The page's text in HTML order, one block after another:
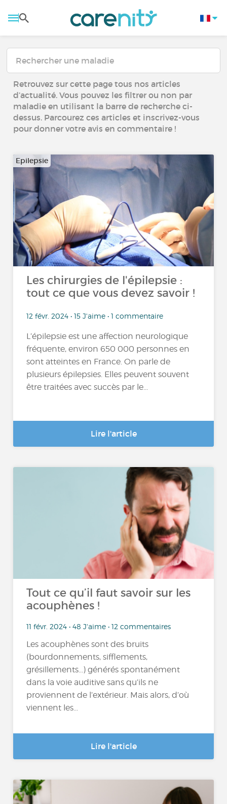
Retrouvez sur cette page tous nos articles
d’actualité. Vous pouvez les filtrer ou non par
maladie en utilisant la barre de recherche ci-
dessus. Parcourez ces articles et inscrivez-vous
pour donner votre avis en commentaire !
Epilepsie
Les chirurgies de l'épilepsie :
tout ce que vous devez savoir !
12 févr. 2024 • 15 J'aime • 1 commentaire
L’épilepsie est une affection neurologique
fréquente, environ 650 000 personnes en
sont atteintes en France. On parle de
plusieurs épilepsies. Elles peuvent souvent
être traitées avec succès par le...
Lire l'article
Tout ce qu’il faut savoir sur les
acouphènes !
11 févr. 2024 • 48 J'aime • 12 commentaires
Les acouphènes sont des bruits
(bourdonnements, sifflements,
grésillements...) générés spontanément
dans la voie auditive sans qu’ils ne
proviennent de l’extérieur. Mais alors, d’où
viennent les...
Lire l'article